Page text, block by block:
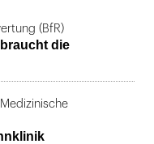
(BfR)
die